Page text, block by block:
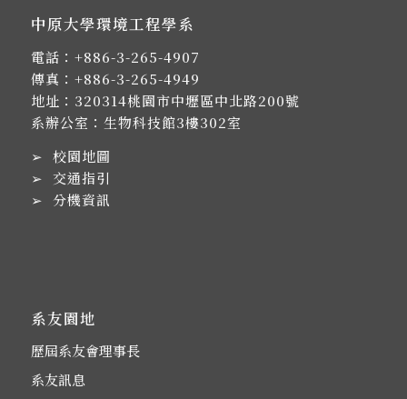
中原大學環境工程學系
電話： +886-3-265-4907
傳真：+886-3-265-4949
地址： 320314桃園市中壢區中北路200號
系辦公室：生物科技館3樓302室
➢ 校園地圖
➢ 交通指引
➢ 分機資訊
系友園地
歷屆系友會理事長
系友訊息